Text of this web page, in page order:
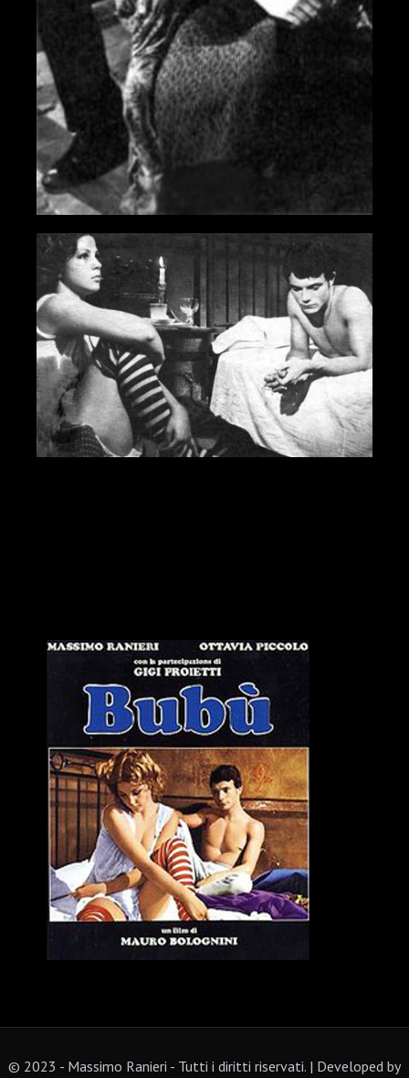
© 2023 - Massimo Ranieri - Tutti i diritti riservati. | Developed by